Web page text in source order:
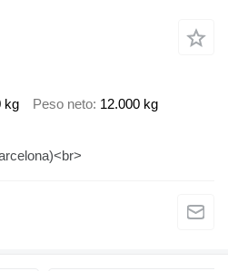
kg Peso neto 12.000 kg